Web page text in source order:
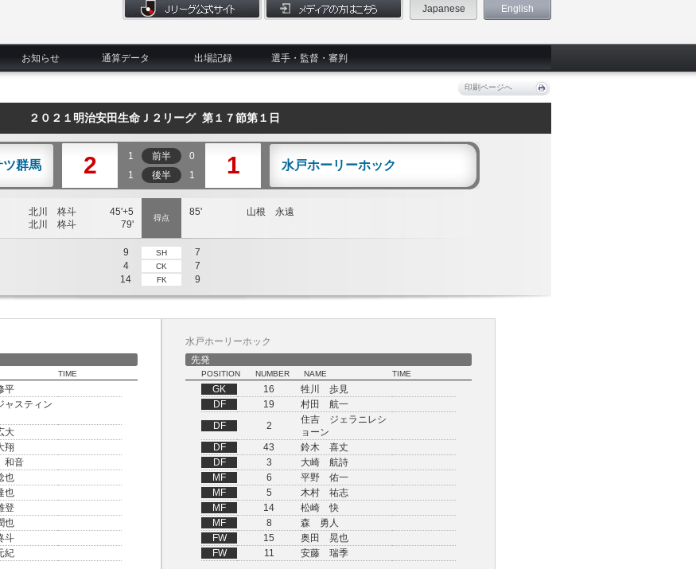
Japanese English
お知らせ 通算データ 出場記録 選手・監督・審判
印刷ページへ
２０２１明治安田生命Ｊ２リーグ 第１７節第１日
ツ群馬 2 1 前半
0
1
後半 1 1 水戸ホーリーホック
北川 柊斗
45'+5
北川 柊斗
79'
得点
85' 山根 永遠
9 SH
7
4
CK
7
14
FK 9
TIME
平
スティン
大
翔
和音
也
也
登
也
斗
紀
水戸ホーリーホック
先発
POSITION NUMBER NAME TIME
GK 16
牲川 歩見
DF
19
村田 航一
DF
2
住吉 ジェラニレシ
ョーン
DF
43
鈴木 喜丈
DF
3
大崎 航詩
MF
6
平野 佑一
MF
5
木村 祐志
MF
14
松崎 快
MF
8
森 勇人
FW
15
奥田 晃也
FW
11
安藤 瑞季